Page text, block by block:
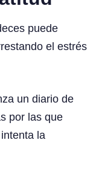
puede
el estrés
un diario de
por las que
la